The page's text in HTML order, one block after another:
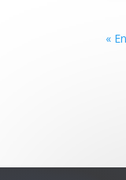
«